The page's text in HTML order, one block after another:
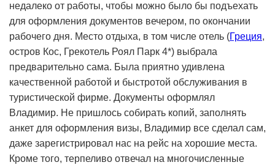
недалеко от работы, чтобы можно было бы подъехать
для оформления документов вечером, по окончании
рабочего дня. Место отдыха, в том числе отель (Греция,
остров Кос, Грекотель Роял Парк 4*) выбрала
предварительно сама. Была приятно удивлена
качественной работой и быстротой обслуживания в
туристической фирме. Документы оформлял
Владимир. Не пришлось собирать копий, заполнять
анкет для оформления визы, Владимир все сделал сам,
даже зарегистрировал нас на рейс на хорошие места.
Кроме того, терпеливо отвечал на многочисленные